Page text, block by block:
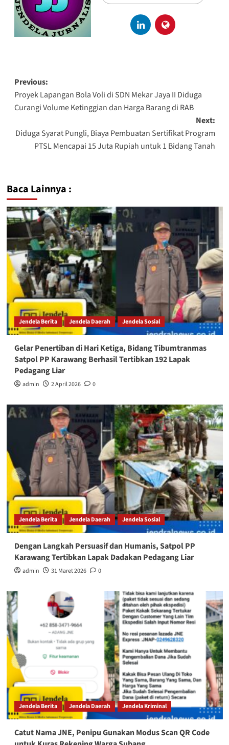
Previous:
Proyek Lapangan Bola Voli di SDN Mekar Jaya II Diduga
Curangi Volume Ketinggian dan Harga Barang di RAB
Next:
Diduga Syarat Pungli, Biaya Pembuatan Sertifikat Program
PTSL Mencapai 15 Juta Rupiah untuk 1 Bidang Tanah
Baca Lainnya :
Jendela Berita Jendela Daerah Jendela Sosial
Gelar Penertiban di Hari Ketiga, Bidang Tibumtranmas
Satpol PP Karawang Berhasil Tertibkan 192 Lapak
Pedagang Liar
admin 2 April 2026 0
Jendela Berita Jendela Daerah Jendela Sosial
Dengan Langkah Persuasif dan Humanis, Satpol PP
Karawang Tertibkan Lapak Dadakan Pedagang Liar
admin 31 Maret 2026 0
Jendela Berita Jendela Daerah Jendela Kriminal
Catut Nama JNE, Penipu Gunakan Modus Scan QR Code